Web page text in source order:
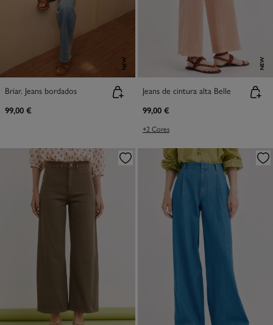
NEW
Briar. Jeans bordados
99,00 €
NEW
Jeans de cintura alta Belle
99,00 €
+2 Cores